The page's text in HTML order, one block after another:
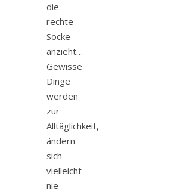
die
rechte
Socke
anzieht…
Gewisse
Dinge
werden
zur
Alltäglichkeit,
ändern
sich
vielleicht
nie